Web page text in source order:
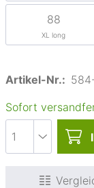
88
XL long
Artikel-Nr.:
Sofort